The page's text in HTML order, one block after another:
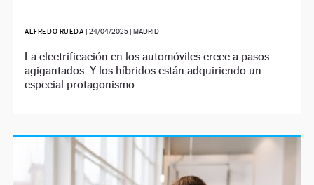
ALFREDO RUEDA | 24/04/2025| MADRID
La electrificación en los automóviles crece a pasos
agigantados. Y los híbridos están adquiriendo un
especial protagonismo.